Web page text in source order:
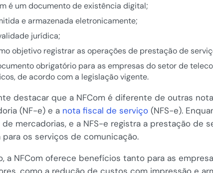
é um documento de existência digital;
e armazenada eletronicamente;
jurídica;
objetivo registrar as operações de prestação de
obrigatório para as empresas do setor de
de acordo com a legislação vigente.
destacar que a NFCom é diferente de outras
(NF-e) e a nota fiscal de serviço (NFS-e).
mercadorias, e a NFS-e registra a prestação de
os serviços de comunicação.
a NFCom oferece benefícios tanto para as